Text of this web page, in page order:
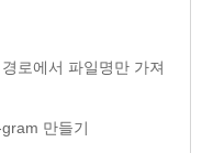
로에서 파일명만 가져
만들기